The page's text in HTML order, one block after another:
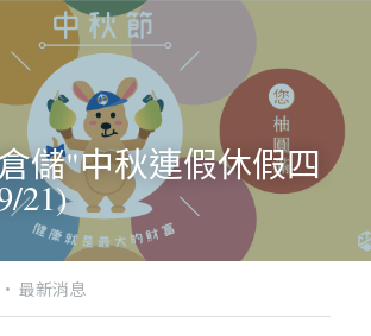
儲"中秋連假休假四
21)
· 最新消息